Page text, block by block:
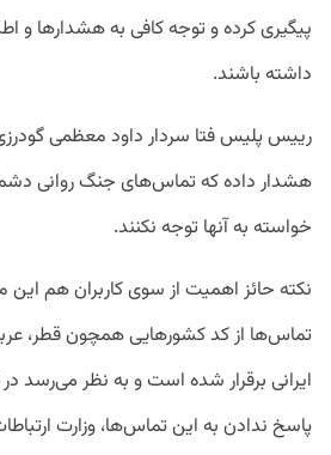
پیگیری کرده و توجه کافی به هشدارها و
داشته باشند.
رییس پلیس فتا سردار داود معظمی
هشدار داده که تماس‌های جنگ روانی
خواسته به آنها توجه نکنند.
نکته حائز اهمیت از سوی کاربران هم
تماس‌ها از کد کشورهایی همچون قطر،
ایرانی برقرار شده است و به نظر می‌رسد در
پاسخ ندادن به این تماس‌ها، وزارت